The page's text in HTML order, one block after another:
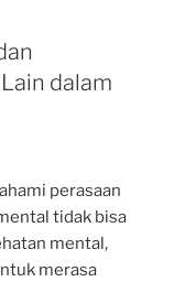
dalam
perasaan
tidak bisa
mental,
merasa